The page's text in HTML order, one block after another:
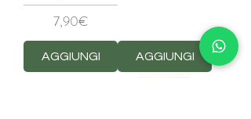
Price
7,90€
AGGIUNGI AGGIUNGI